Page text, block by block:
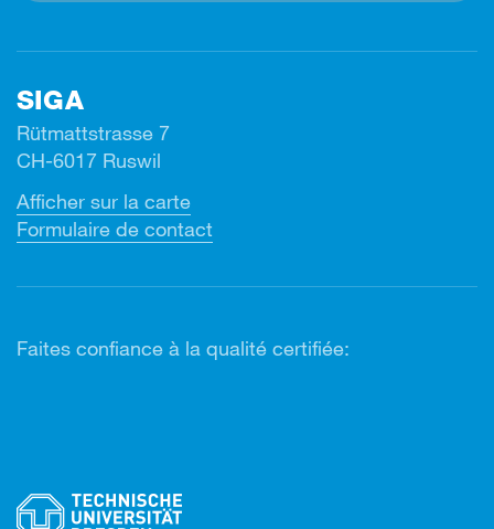
SIGA
Rütmattstrasse 7
CH-6017 Ruswil
Afficher sur la carte
Formulaire de contact
Faites confiance à la qualité certifiée: